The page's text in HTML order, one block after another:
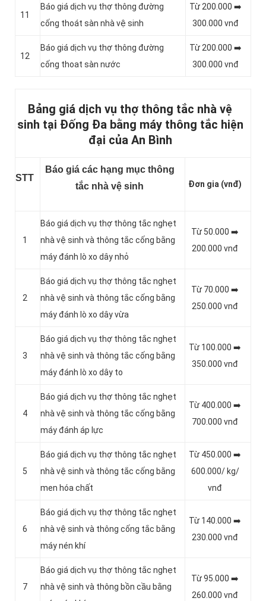
11
Báo giá dịch vụ thợ thông đường
cống thoát sàn nhà vệ sinh
Từ 200.000 ➡️
300.000 vnđ
12
Báo giá dịch vụ thợ thông đường
cống thoat sàn nước
Từ 200.000 ➡️
300.000 vnđ
Bảng giá dịch vụ thợ thông tắc nhà vệ
sinh tại Đống Đa bằng máy thông tắc hiện
đại của An Bình
STT
Báo giá các hạng mục thông
tắc nhà vệ sinh
Đơn gia (vnđ)
1
Báo giá dịch vụ thợ thông tắc nghẹt
nhà vệ sinh và thông tắc cống bằng
máy đánh lò xo dây nhỏ
Từ 50.000 ➡️
200.000 vnđ
2
Báo giá dịch vụ thợ thông tắc nghẹt
nhà vệ sinh và thông tắc cống bằng
máy đánh lò xo dây vừa
Từ 70.000 ➡️
250.000 vnđ
3
Báo giá dịch vụ thợ thông tắc nghẹt
nhà vệ sinh và thông tắc cống bằng
máy đánh lò xo dây to
Từ 100.000 ➡️
350.000 vnđ
4
Báo giá dịch vụ thợ thông tắc nghẹt
nhà vệ sinh và thông tắc cống bằng
máy đánh áp lực
Từ 400.000 ➡️
700.000 vnđ
5
Báo giá dịch vụ thợ thông tắc nghẹt
nhà vệ sinh và thông tắc cống bằng
men hóa chất
Từ 450.000 ➡️
600.000/ kg/
vnđ
6
Báo giá dịch vụ thợ thông tắc nghẹt
nhà vệ sinh và thông cống tắc bằng
máy nén khí
Từ 140.000 ➡️
230.000 vnđ
7
Báo giá dịch vụ thợ thông tắc nghẹt
nhà vệ sinh và thông bồn cầu bằng
Từ 95.000 ➡️
260.000 vnđ